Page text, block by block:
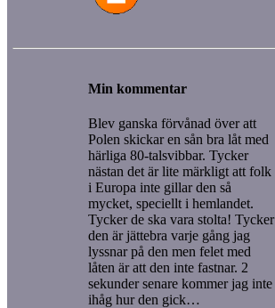
Min kommentar
Blev ganska förvånad över att
Polen skickar en sån bra låt med
härliga 80-talsvibbar. Tycker
nästan det är lite märkligt att folk
i Europa inte gillar den så
mycket, speciellt i hemlandet.
Tycker de ska vara stolta! Tycker
den är jättebra varje gång jag
lyssnar på den men felet med
låten är att den inte fastnar. 2
sekunder senare kommer jag inte
ihåg hur den gick…